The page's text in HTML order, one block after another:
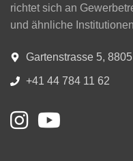
richtet sich an
und ähnliche
Gartenstrasse 5,
+41 44 784 11 62